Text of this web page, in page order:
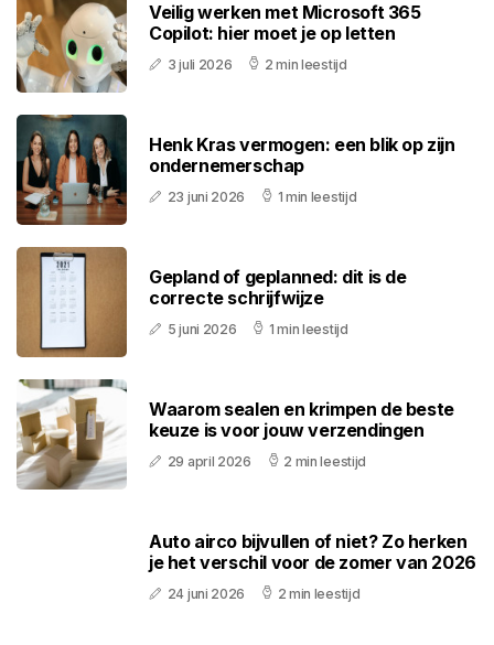
Veilig werken met Microsoft 365
Copilot: hier moet je op letten
3 juli 2026 2 min leestijd
Henk Kras vermogen: een blik op zijn
ondernemerschap
23 juni 2026 1 min leestijd
Gepland of geplanned: dit is de
correcte schrijfwijze
5 juni 2026 1 min leestijd
Waarom sealen en krimpen de beste
keuze is voor jouw verzendingen
29 april 2026 2 min leestijd
Auto airco bijvullen of niet? Zo herken
je het verschil voor de zomer van 2026
24 juni 2026 2 min leestijd